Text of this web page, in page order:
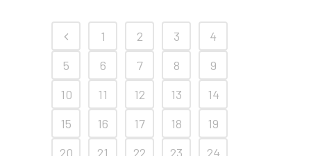
1 2 3
4
5
6 7 8
9
10
11 12 13
14
15
16 17 18
19
20
21 22 23
24